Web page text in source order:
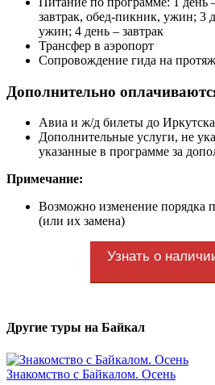
завтрак, обед-пикник, ужин; 3
ужин; 4 день – завтрак
Трансфер в аэропорт
Сопровождение гида на
Дополнительно
Авиа и ж/д билеты до
Дополнительные услуги, не
указанные в программе за
Примечание:
Возможно изменение порядка
(или их замена)
Узнать о
Другие туры на Байкал
Знакомство с Байкалом. Осень